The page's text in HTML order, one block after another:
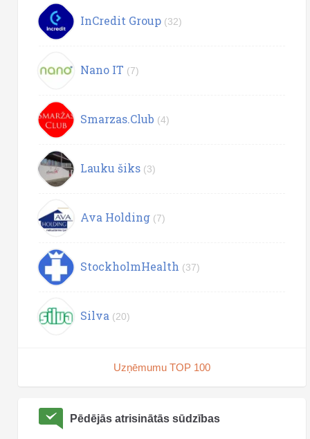
InCredit Group (32)
Nano IT (7)
Smarzas.Club (4)
Lauku šiks (3)
Ava Holding (7)
StockholmHealth (37)
Silva (20)
Uzņēmumu TOP 100
Pēdējās atrisinātās sūdzības